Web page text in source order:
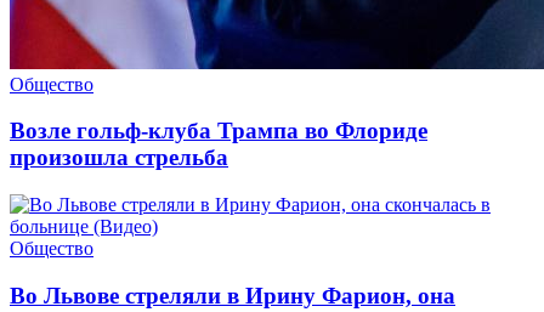
Общество
Возле гольф-клуба Трампа во Флориде
произошла стрельба
Общество
Во Львове стреляли в Ирину Фарион, она